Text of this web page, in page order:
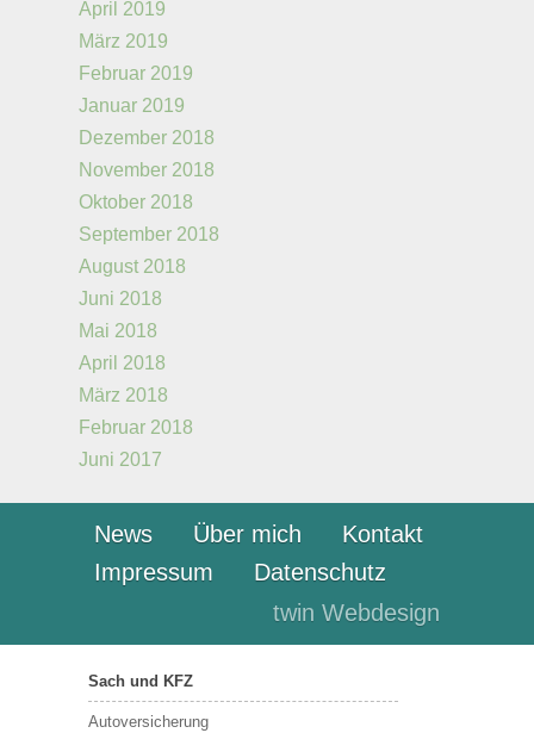
April 2019
März 2019
Februar 2019
Januar 2019
Dezember 2018
November 2018
Oktober 2018
September 2018
August 2018
Juni 2018
Mai 2018
April 2018
März 2018
Februar 2018
Juni 2017
News Über mich
Kontakt
Impressum
Datenschutz
twin Webdesign
Sach und KFZ
Autoversicherung